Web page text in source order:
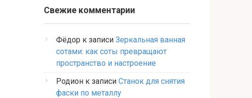
Свежие комментарии
Фёдор к записи Зеркальная ванная
сотами: как соты превращают
пространство и настроение
Родион к записи Станок для снятия
фаски по металлу